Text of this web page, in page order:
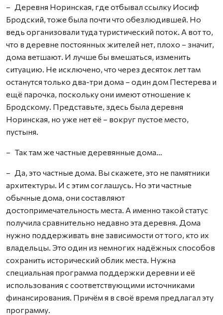
– Деревня Норинская, где отбывал ссылку Иосиф
Бродский, тоже была почти что обезлюдившей. Но
ведь организовали туда туристический поток. А вот то,
что в деревне постоянных жителей нет, плохо – значит,
дома ветшают. И лучше бы вмешаться, изменить
ситуацию. Не исключено, что через десяток лет там
останутся только два-три дома – один дом Пестерева и
ещё парочка, поскольку они имеют отношение к
Бродскому. Представьте, здесь была деревня
Норинская, но уже нет её – вокруг пустое место,
пустыня.
– Так там же частные деревянные дома…
– Да, это частные дома. Вы скажете, это не памятники
архитектуры. И с этим соглашусь. Но эти частные
обычные дома, они составляют
достопримечательность места. А именно такой статус
получила сравнительно недавно эта деревня. Дома
нужно поддерживать вне зависимости от того, кто их
владельцы. Это один из немногих надёжных способов
сохранить исторический облик места. Нужна
специальная программа поддержки деревни и её
использования с соответствующими источниками
финансирования. Причём я в своё время предлагал эту
программу.